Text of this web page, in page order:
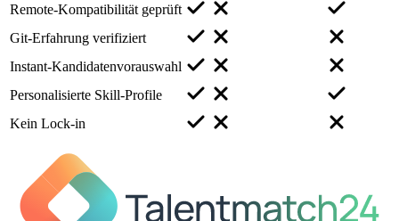
Remote-Kompatibilität geprüft
Git-Erfahrung verifiziert
Instant-Kandidatenvorauswahl
Personalisierte Skill-Profile
Kein Lock-in